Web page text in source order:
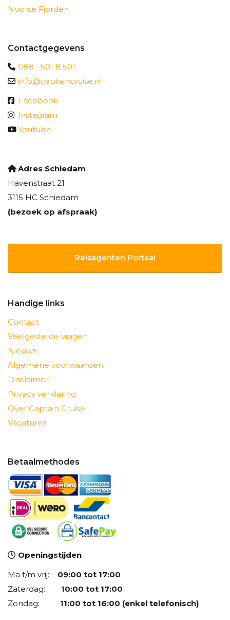
Noorse Fjorden
Contactgegevens
088 - 501 8 501
info@captaincruise.nl
Facebook
Instagram
Youtube
Adres Schiedam
Havenstraat 21
3115 HC Schiedam
(bezoek op afspraak)
Reisagenten Portaal
Handige links
Contact
Veelgestelde vragen
Nieuws
Algemene voorwaarden
Disclaimer
Privacy verklaring
Over Captain Cruise
Vacatures
Betaalmethodes
Openingstijden
Ma t/m vrij: 09:00 tot 17:00
Zaterdag: 10:00 tot 17:00
Zondag: 11:00 tot 16:00 (enkel telefonisch)